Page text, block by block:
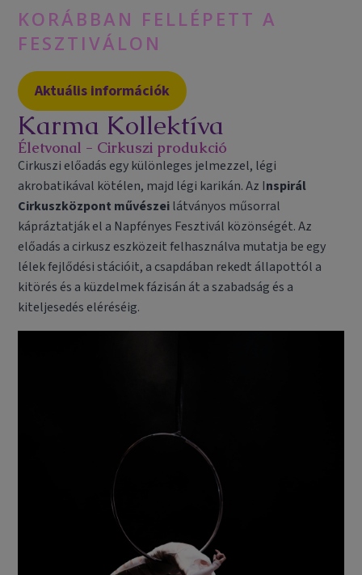
KORÁBBAN FELLÉPETT A
FESZTIVÁLON
Aktuális információk
Karma Kollektíva
Életvonal - Cirkuszi produkció
Cirkuszi előadás egy különleges jelmezzel, légi
akrobatikával kötélen, majd légi karikán. Az Inspirál
Cirkuszközpont művészeilátványos műsorral
kápráztatják el a Napfényes Fesztivál közönségét. Az
előadás a cirkusz eszközeit felhasználva mutatja be egy
lélek fejlődési stációit, a csapdában rekedt állapottól a
kitörés és a küzdelmek fázisán át a szabadság és a
kiteljesedés eléréséig.